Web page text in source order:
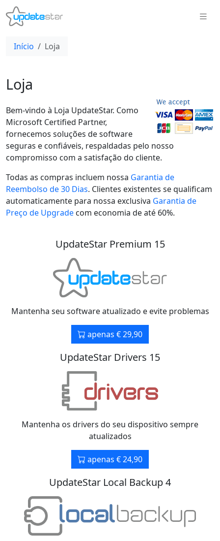
Início Loja
Loja
Bem-vindo à Loja UpdateStar. Como
Microsoft Certified Partner,
fornecemos soluções de software
seguras e confiáveis, respaldadas pelo nosso
compromisso com a satisfação do cliente.
Todas as compras incluem nossa Garantia de
Reembolso de 30 Dias. Clientes existentes se qualificam
automaticamente para nossa exclusiva Garantia de
Preço de Upgrade com economia de até 60%.
UpdateStar Premium 15
Mantenha seu software atualizado e evite problemas
apenas € 29,90
UpdateStar Drivers 15
Mantenha os drivers do seu dispositivo sempre
atualizados
apenas € 24,90
UpdateStar Local Backup 4